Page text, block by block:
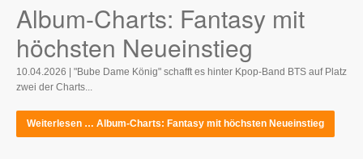
Album-Charts: Fantasy mit
höchsten Neueinstieg
10.04.2026 | "Bube Dame König" schafft es hinter Kpop-Band BTS auf Platz
zwei der Charts...
Weiterlesen … Album-Charts: Fantasy mit höchsten Neueinstieg